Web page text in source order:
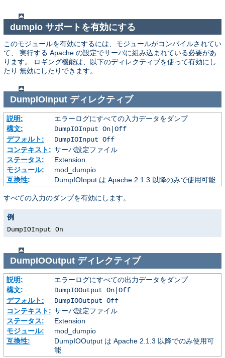
dumpio サポートを有効にする
このモジュールを有効にするには、モジュールがコンパイルされてい
て、 実行する Apache の設定でサーバに組み込まれている必要があ
ります。 ロギング機能は、以下のディレクティブを使って有効にし
たり 無効にしたりできます。
DumpIOInputディレクティブ
説明:
エラーログにすべての入力データをダンプ
構文:
DumpIOInput On|Off
デフォルト:
DumpIOInput Off
コンテキスト: サーバ設定ファイル
ステータス:
Extension
モジュール:
mod_dumpio
互換性:
DumpIOInput は Apache 2.1.3 以降のみで使用可能
すべての入力のダンプを有効にします。
例
DumpIOInput On
DumpIOOutputディレクティブ
説明:
エラーログにすべての出力データをダンプ
構文:
DumpIOOutput On|Off
デフォルト:
DumpIOOutput Off
コンテキスト: サーバ設定ファイル
ステータス:
Extension
モジュール:
mod_dumpio
互換性:
DumpIOOutput は Apache 2.1.3 以降でのみ使用可
能